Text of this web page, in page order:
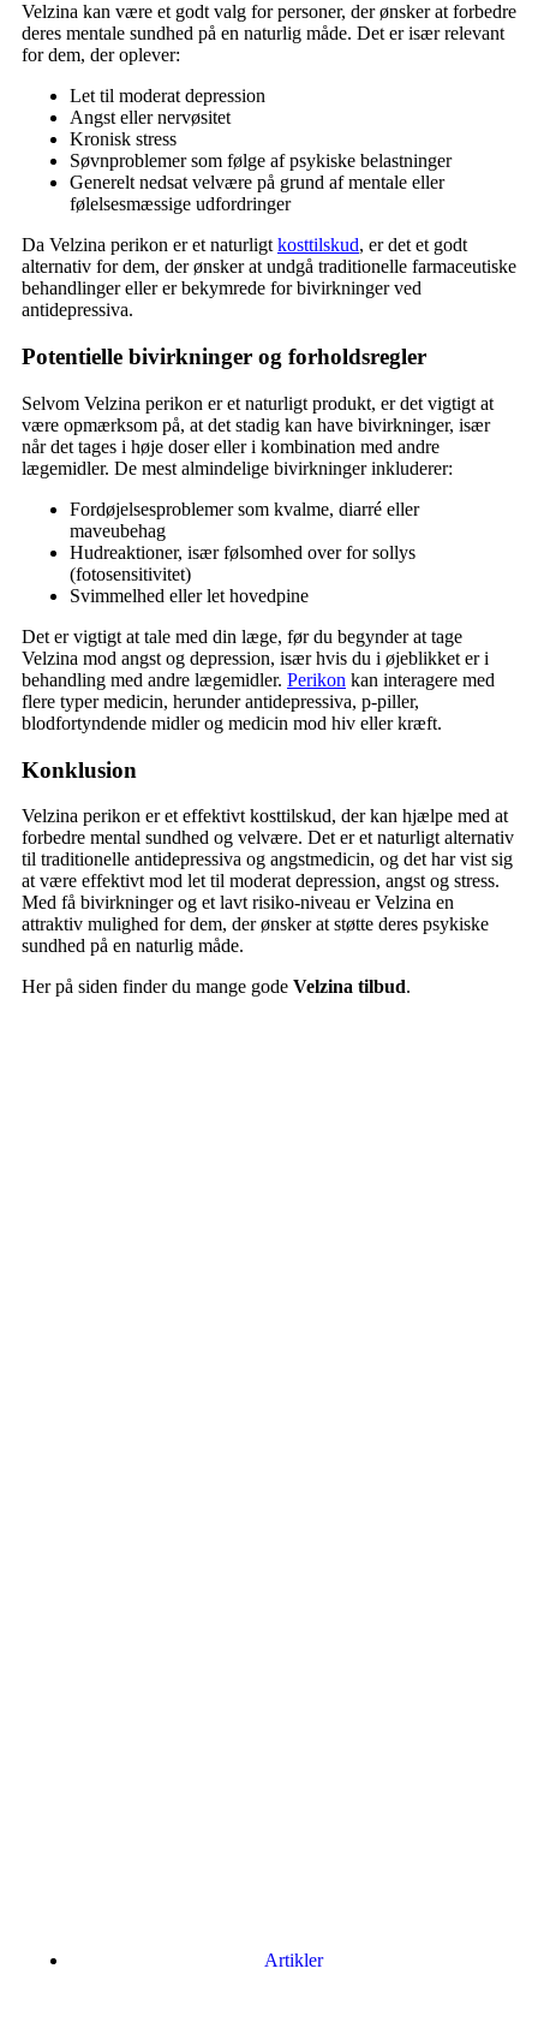
Velzina kan være et godt valg for personer, der ønsker at forbedre
deres mentale sundhed på en naturlig måde. Det er især relevant
for dem, der oplever:
Let til moderat depression
Angst eller nervøsitet
Kronisk stress
Søvnproblemer som følge af psykiske belastninger
Generelt nedsat velvære på grund af mentale eller
følelsesmæssige udfordringer
Da Velzina perikon er et naturligtkosttilskud, er det et godt
alternativ for dem, der ønsker at undgå traditionelle farmaceutiske
behandlinger eller er bekymrede for bivirkninger ved
antidepressiva.
Potentielle bivirkninger og forholdsregler
Selvom Velzina perikon er et naturligt produkt, er det vigtigt at
være opmærksom på, at det stadig kan have bivirkninger, især
når det tages i høje doser eller i kombination med andre
lægemidler. De mest almindelige bivirkninger inkluderer:
Fordøjelsesproblemer som kvalme, diarré eller
maveubehag
Hudreaktioner, især følsomhed over for sollys
(fotosensitivitet)
Svimmelhed eller let hovedpine
Det er vigtigt at tale med din læge, før du begynder at tage
Velzina mod angst og depression, især hvis du i øjeblikket er i
behandling med andre lægemidler. Perikon kan interagere med
flere typer medicin, herunder antidepressiva, p-piller,
blodfortyndende midler og medicin mod hiv eller kræft.
Konklusion
Velzina perikon er et effektivt kosttilskud, der kan hjælpe med at
forbedre mental sundhed og velvære. Det er et naturligt alternativ
til traditionelle antidepressiva og angstmedicin, og det har vist sig
at være effektivt mod let til moderat depression, angst og stress.
Med få bivirkninger og et lavt risiko-niveau er Velzina en
attraktiv mulighed for dem, der ønsker at støtte deres psykiske
sundhed på en naturlig måde.
Her på siden finder du mange gode Velzina tilbud.
Artikler